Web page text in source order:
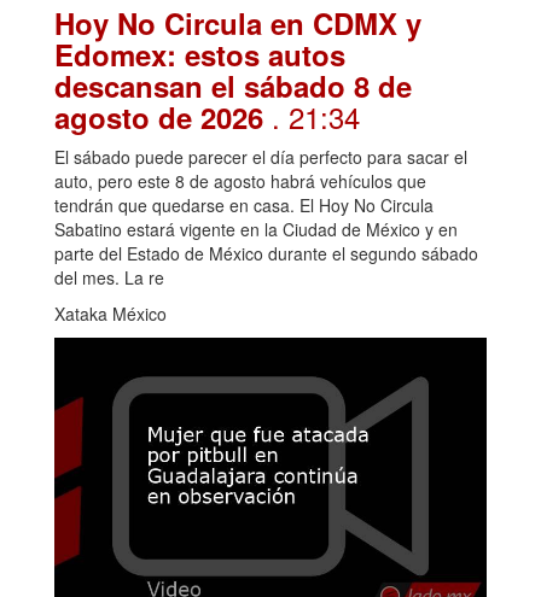
Hoy No Circula en CDMX y
Edomex: estos autos
descansan el sábado 8 de
agosto de 2026 . 21:34
El sábado puede parecer el día perfecto para sacar el
auto, pero este 8 de agosto habrá vehículos que
tendrán que quedarse en casa. El Hoy No Circula
Sabatino estará vigente en la Ciudad de México y en
parte del Estado de México durante el segundo sábado
del mes. La re
Xataka México